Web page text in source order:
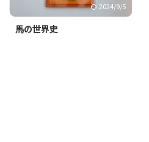
2024/9/5
馬の世界史